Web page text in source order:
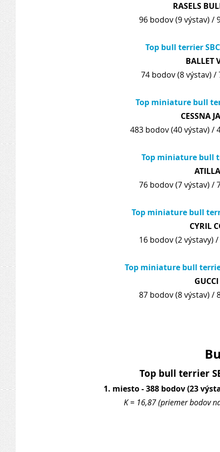
RASELS
96 bodov (9 výstav) /
Top bull terrier
BALLET
74 bodov (8 výstav)
Top miniature bull
CESSNA
483 bodov (40 výstav) /
Top miniature bull
76 bodov (7 výstav) /
Top miniature bull
CYRIL
16 bodov (2 výstavy)
Top miniature bull
87 bodov (8 výstav) /
Top bull terrier
1. miesto - 388 bodov (23
K = 16,87 (priemer bodov